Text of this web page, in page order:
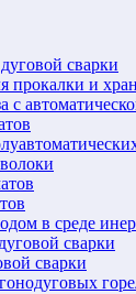
сварки
прокалки и
с
в среде
сварки
сварки